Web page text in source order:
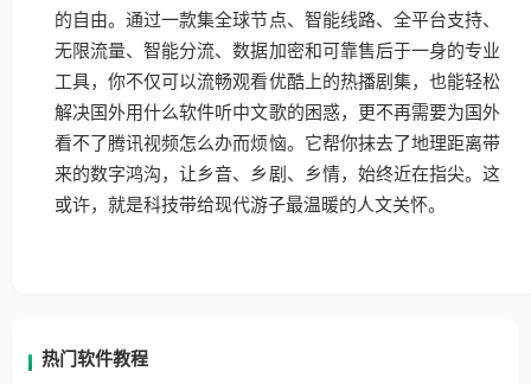
的自由。通过一款集全球节点、智能线路、全平台支持、
无限流量、智能分流、数据加密和可靠售后于一身的专业
工具，你不仅可以流畅观看优酷上的热播剧集，也能轻松
解决国外用什么软件听中文歌的困惑，更不再需要为国外
看不了腾讯视频怎么办而烦恼。它帮你抹去了地理距离带
来的数字鸿沟，让乡音、乡剧、乡情，始终近在指尖。这
或许，就是科技带给现代游子最温暖的人文关怀。
热门软件教程